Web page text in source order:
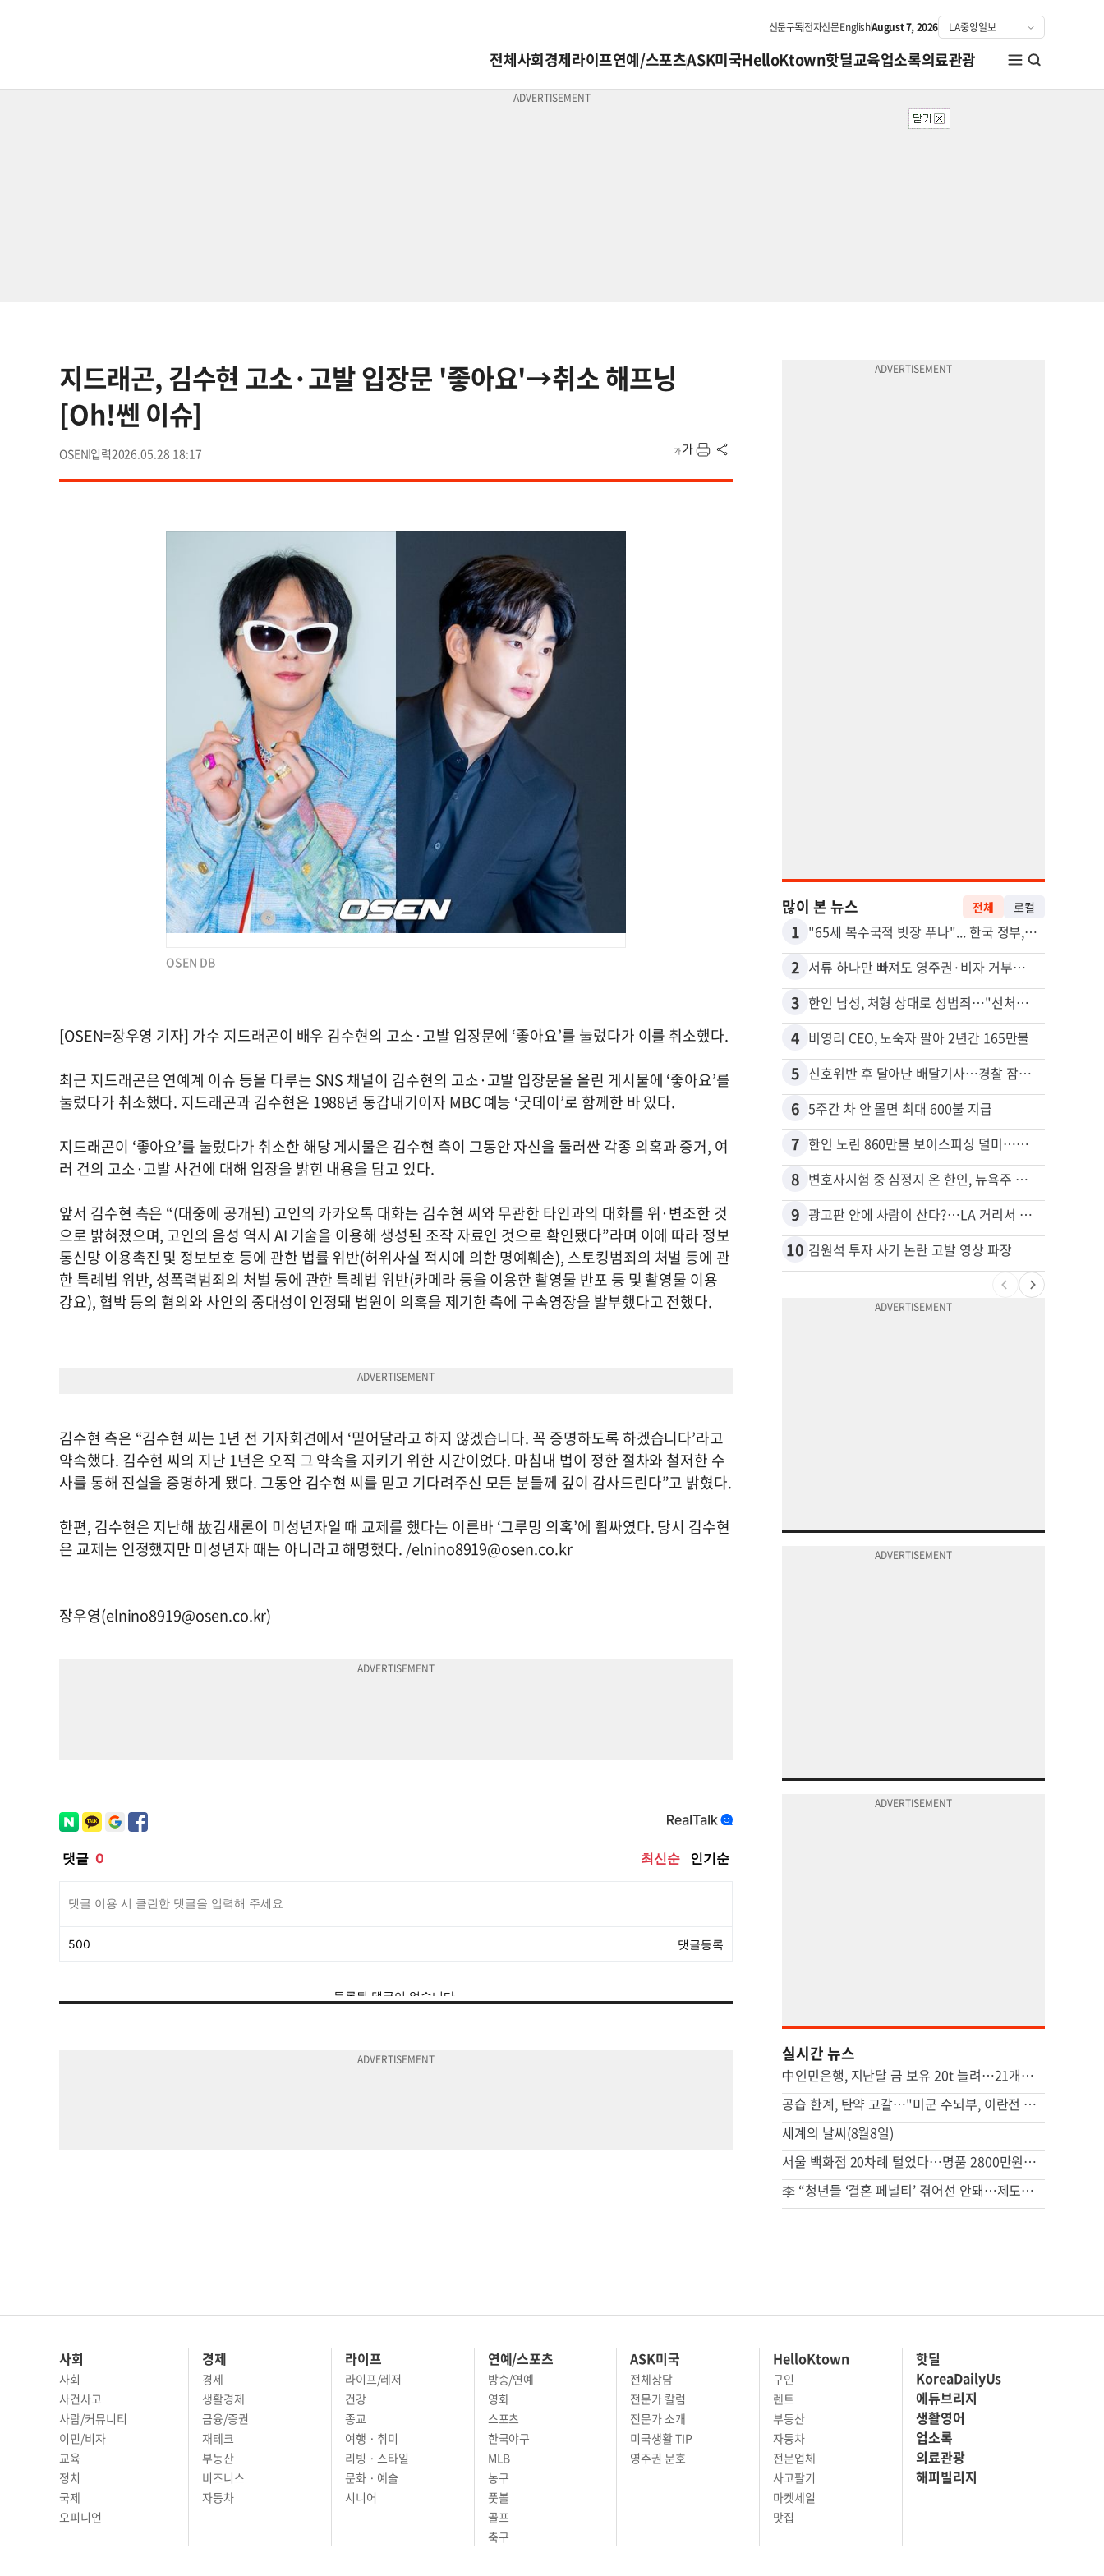
신문구독전자신문EnglishAugust 7, 2026
전체사회경제라이프연예/스포츠ASK미국HelloKtown핫딜교육업소록의료관광
지드래곤, 김수현 고소·고발 입장문 '좋아요'→취소 해프닝
[Oh!쎈 이슈]
OSEN 2026.05.28 18:17
OSEN DB
[OSEN=장우영 기자] 가수 지드래곤이 배우 김수현의 고소·고발 입장문에 ‘좋아요’를 눌렀다가 이를 취소했다.
최근 지드래곤은 연예계 이슈 등을 다루는 SNS 채널이 김수현의 고소·고발 입장문을 올린 게시물에 ‘좋아요’를
눌렀다가 취소했다. 지드래곤과 김수현은 1988년 동갑내기이자 MBC 예능 ‘굿데이’로 함께한 바 있다.
지드래곤이 ‘좋아요’를 눌렀다가 취소한 해당 게시물은 김수현 측이 그동안 자신을 둘러싼 각종 의혹과 증거, 여
러 건의 고소·고발 사건에 대해 입장을 밝힌 내용을 담고 있다.
앞서 김수현 측은 “(대중에 공개된) 고인의 카카오톡 대화는 김수현 씨와 무관한 타인과의 대화를 위·변조한 것
으로 밝혀졌으며, 고인의 음성 역시 AI 기술을 이용해 생성된 조작 자료인 것으로 확인됐다”라며 이에 따라 정보
통신망 이용촉진 및 정보보호 등에 관한 법률 위반(허위사실 적시에 의한 명예훼손), 스토킹범죄의 처벌 등에 관
한 특례법 위반, 성폭력범죄의 처벌 등에 관한 특례법 위반(카메라 등을 이용한 촬영물 반포 등 및 촬영물 이용
강요), 협박 등의 혐의와 사안의 중대성이 인정돼 법원이 의혹을 제기한 측에 구속영장을 발부했다고 전했다.
김수현 측은 “김수현 씨는 1년 전 기자회견에서 ‘믿어달라고 하지 않겠습니다. 꼭 증명하도록 하겠습니다’라고
약속했다. 김수현 씨의 지난 1년은 오직 그 약속을 지키기 위한 시간이었다. 마침내 법이 정한 절차와 철저한 수
사를 통해 진실을 증명하게 됐다. 그동안 김수현 씨를 믿고 기다려주신 모든 분들께 깊이 감사드린다”고 밝혔다.
한편, 김수현은 지난해 故김새론이 미성년자일 때 교제를 했다는 이른바 ‘그루밍 의혹’에 휩싸였다. 당시 김수현
은 교제는 인정했지만 미성년자 때는 아니라고 해명했다. /elnino8919@osen.co.kr
장우영(elnino8919@osen.co.kr)
많이 본 뉴스 전체 로컬
1 "65세 복수국적 빗장 푸나"... 한국 정부, 연령 완화 전면 추진
2 서류 하나만 빠져도 영주권·비자 거부…심사관 재량권 대폭 확대
3 한인 남성, 처형 상대로 성범죄…"선처해줬더니 배신자 취급"
4 비영리 CEO, 노숙자 팔아 2년간 165만불
5 신호위반 후 달아난 배달기사…경찰 잠복해 잡고보니 ‘반전’
6 5주간 차 안 몰면 최대 600불 지급
7 한인 노린 860만불 보이스피싱 덜미…영사관·한국 검찰 사칭
8 변호사시험 중 심정지 온 한인, 뉴욕주 제소
9 광고판 안에 사람이 산다?…LA 거리서 화제
10 김원석 투자 사기 논란 고발 영상 파장
실시간 뉴스
中인민은행, 지난달 금 보유 20t 늘려…21개월 연속 증가세
공습 한계, 탄약 고갈…"미군 수뇌부, 이란전 출구전략 모색중"
세계의 날씨(8월8일)
서울 백화점 20차례 털었다…명품 2800만원어치 훔친 중국인
李 “청년들 ‘결혼 페널티’ 겪어선 안돼…제도상 불이익 면밀 조사”
사회
사회
사건사고
사람/커뮤니티
이민/비자
교육
정치
경제
경제
생활경제
금융/증권
재테크
부동산
라이프
라이프/레저
건강
종교
여행 · 취미
리빙 · 스타일
연예/스포츠
방송/연예
영화
스포츠
한국야구
MLB
농구
풋볼
ASK미국
전체상담
전문가 칼럼
전문가 소개
HelloKtown
구인
렌트
부동산
자동차
전문업체
사고팔기
핫딜
KoreaDailyUs
에듀브리지
생활영어
업소록